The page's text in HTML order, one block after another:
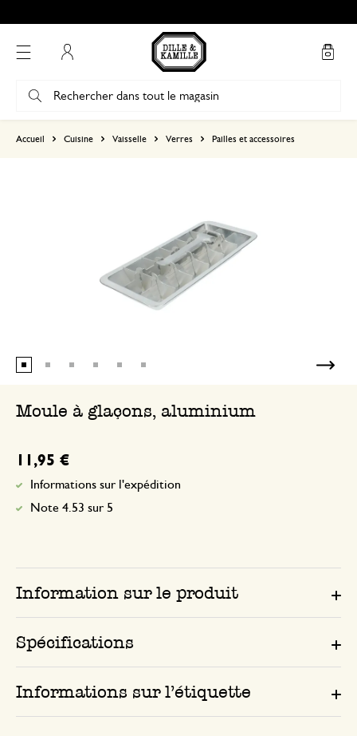
Accueil Cuisine Vaisselle Verres Pailles et accessoires
Moule à glaçons, aluminium
11,95 €
Informations sur l'expédition
Note 4.53 sur 5
Information sur le produit
Spécifications
Informations sur l’étiquette
Je n'avais pas réalisé qu'il
trop haut pour entrer dans le tiroir à